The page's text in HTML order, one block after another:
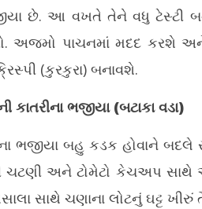
છે. આ વખતે તેને વધુ ટેસ્ટી
અજમો પાચનમાં મદદ કરશે
(કુરકુરા) બનાવશે.
કાતરીના ભજીયા (બટાકા વડા)
ના ભજીયા બહુ કડક હોવાને
ચટણી અને ટોમેટો કેચઅપ
સાથે ચણાના લોટનું ઘટ્ટ ખીરું